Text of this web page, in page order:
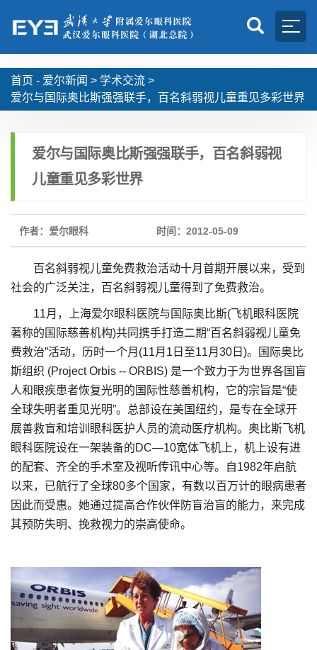
首页 - 爱尔新闻 > 学术交流 >
爱尔与国际奥比斯强强联手，百名斜弱视儿童重见多彩世界
爱尔与国际奥比斯强强联手，百名斜弱视
儿童重见多彩世界
作者：爱尔眼科 时间：2012-05-09
百名斜弱视儿童免费救治活动十月首期开展以来，受到
社会的广泛关注，百名斜弱视儿童得到了免费救治。
11月，上海爱尔眼科医院与国际奥比斯(飞机眼科医院
著称的国际慈善机构)共同携手打造二期“百名斜弱视儿童免
费救治”活动，历时一个月(11月1日至11月30日)。国际奥比
斯组织 (Project Orbis -- ORBIS) 是一个致力于为世界各国盲
人和眼疾患者恢复光明的国际性慈善机构，它的宗旨是“使
全球失明者重见光明”。总部设在美国纽约，是专在全球开
展善救盲和培训眼科医护人员的流动医疗机构。奥比斯飞机
眼科医院设在一架装备的DC—10宽体飞机上，机上设有进
的配套、齐全的手术室及视听传讯中心等。自1982年启航
以来，已航行了全球80多个国家，有数以百万计的眼病患者
因此而受惠。她通过提高合作伙伴防盲治盲的能力，来完成
其预防失明、挽救视力的崇高使命。